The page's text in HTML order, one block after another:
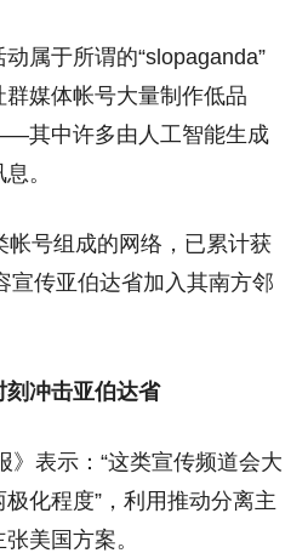
属于所谓的“slopaganda”
群媒体帐号大量制作低品
其中许多由人工智能生成
。
帐号组成的网络，已累计获
宣传亚伯达省加入其南方邻
刻冲击亚伯达省
》表示：“这类宣传频道会大
化程度”，利用推动分离主
美国方案。